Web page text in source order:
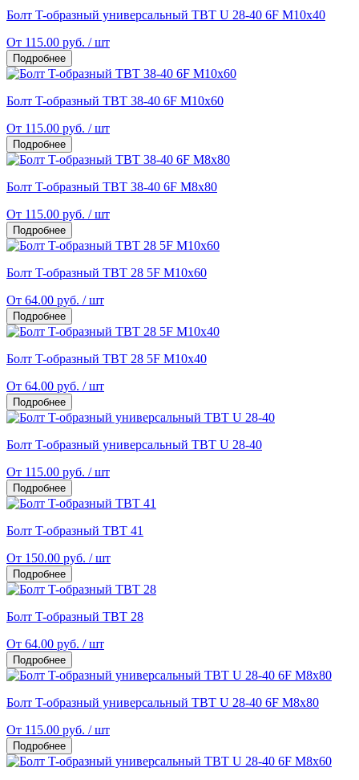
Болт T-образный универсальный TBT U 28-40 6F М10x40
От 115.00 руб. / шт
Подробнее
Болт T-образный TBT 38-40 6F M10x60
От 115.00 руб. / шт
Подробнее
Болт T-образный TBT 38-40 6F M8x80
От 115.00 руб. / шт
Подробнее
Болт T-образный TBT 28 5F M10x60
От 64.00 руб. / шт
Подробнее
Болт T-образный TBT 28 5F M10x40
От 64.00 руб. / шт
Подробнее
Болт T-образный универсальный TBT U 28-40
От 115.00 руб. / шт
Подробнее
Болт T-образный TBT 41
От 150.00 руб. / шт
Подробнее
Болт T-образный TBT 28
От 64.00 руб. / шт
Подробнее
Болт T-образный универсальный TBT U 28-40 6F М8x80
От 115.00 руб. / шт
Подробнее